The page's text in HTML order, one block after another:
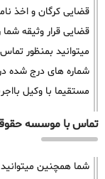
قضایی کرگان و اخذ
قضایی قرار وثیقه
میتوانید بمنظور
شماره های درج شده
مستقیما با وکیل
تماس با موسسه
شما همچنین میتوانید